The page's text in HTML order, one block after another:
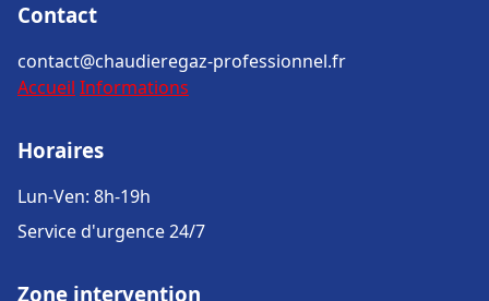
Contact
contact@chaudieregaz-professionnel.fr
Accueil Informations
Horaires
Lun-Ven: 8h-19h
Service d'urgence 24/7
Zone intervention